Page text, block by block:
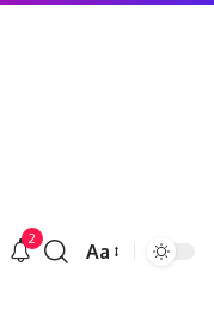
2
Font
Aa